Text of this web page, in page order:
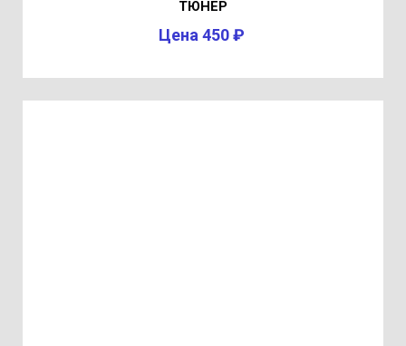
ТЮНЕР
Цена 450 ₽